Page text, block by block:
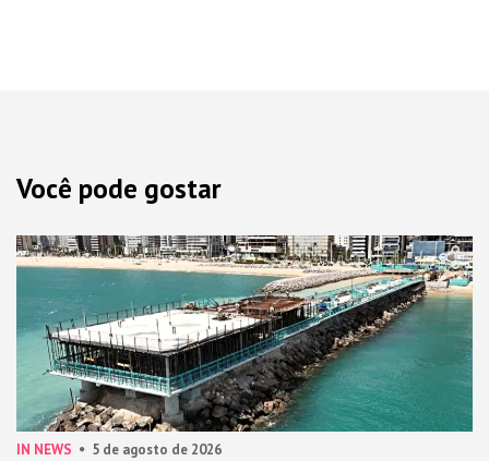
Você pode gostar
IN NEWS 5 de agosto de 2026